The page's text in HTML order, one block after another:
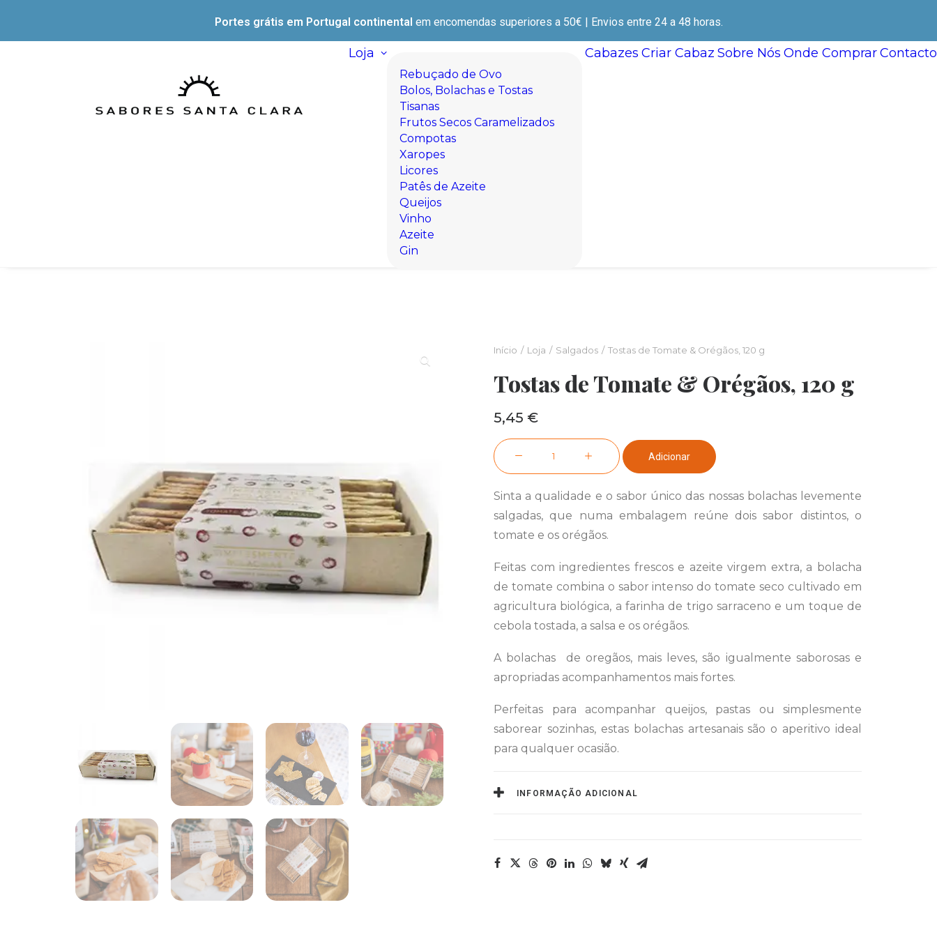
Portes grátis em Portugal continental em encomendas superiores a 50€ | Envios entre 24 a 48 horas.
Loja
Rebuçado de Ovo
Bolos, Bolachas e Tostas
Tisanas
Frutos Secos Caramelizados
Compotas
Xaropes
Licores
Patês de Azeite
Queijos
Vinho
Azeite
Gin
Cabazes Criar Cabaz Sobre Nós Onde Comprar
Início Loja Salgados Tostas de Tomate & Orégãos, 120 g
Tostas de Tomate & Orégãos, 120 g
5,45 €
Quantidade
de
Tostas
de
Orégãos,
120
g
Adicionar
Sinta a qualidade e o sabor único das nossas bolachas levemente
salgadas, que numa embalagem reúne dois sabor distintos, o
tomate e os orégãos.
Feitas com ingredientes frescos e azeite virgem extra, a bolacha
de tomate combina o sabor intenso do tomate seco cultivado em
agricultura biológica, a farinha de trigo sarraceno e um toque de
cebola tostada, a salsa e os orégãos.
A bolachas de oregãos, mais leves, são igualmente saborosas e
apropriadas acompanhamentos mais fortes.
Perfeitas para acompanhar queijos, pastas ou simplesmente
saborear sozinhas, estas bolachas artesanais são o aperitivo ideal
para qualquer ocasião.
INFORMAÇÃO ADICIONAL